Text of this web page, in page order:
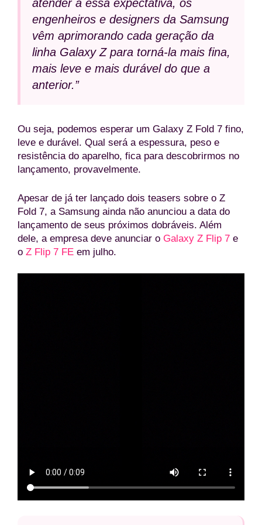
atender a essa expectativa, os
engenheiros e designers da Samsung
vêm aprimorando cada geração da
linha Galaxy Z para torná-la mais fina,
mais leve e mais durável do que a
anterior.”
Ou seja, podemos esperar um Galaxy Z Fold 7 fino,
leve e durável. Qual será a espessura, peso e
resistência do aparelho, fica para descobrirmos no
lançamento, provavelmente.
Apesar de já ter lançado dois teasers sobre o Z
Fold 7, a Samsung ainda não anunciou a data do
lançamento de seus próximos dobráveis. Além
dele, a empresa deve anunciar o Galaxy Z Flip 7 e
o Z Flip 7 FE em julho.